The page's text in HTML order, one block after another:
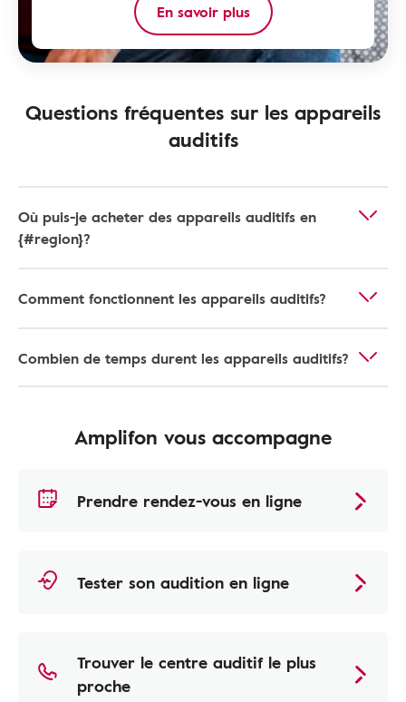
En savoir plus
Questions fréquentes sur les appareils
auditifs
Où puis-je acheter des appareils auditifs en
{#region}?
Comment fonctionnent les appareils auditifs?
Combien de temps durent les appareils auditifs?
Amplifon vous accompagne
Prendre rendez-vous en ligne
Tester son audition en ligne
Trouver le centre auditif le plus
proche